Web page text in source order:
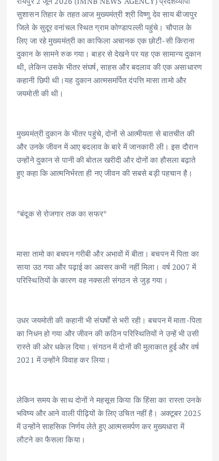
सुशासन तिहार के तहत आज मुख्यमंत्री श्री विष्णु देव साय बीजापुर
जिले के सुदूर वनांचल स्थित ग्राम कोण्डापल्ली पहुंचे। चौपाल के
लिए जा रहे मुख्यमंत्री का काफिला अचानक एक छोटी-सी किराना
दुकान के सामने रुक गया। बाहर से देखने पर यह एक सामान्य दुकान
थी, लेकिन उसके भीतर संघर्ष, साहस और बदलाव की एक असाधारण
कहानी छिपी थी।यह दुकान आत्मसमर्पित दंपत्ति मासा तामो और
जयमोती की थी।
मुख्यमंत्री दुकान के भीतर पहुंचे, दोनों से आत्मीयता से बातचीत की
और उनके जीवन में आए बदलाव के बारे में जानकारी ली। इस दौरान
उन्होंने दुकान से पानी की बोतल खरीदी और दोनों का हौसला बढ़ाते
हुए कहा कि आत्मनिर्भरता ही नए जीवन की सबसे बड़ी पहचान है।
*बंदूक से रोजगार तक का सफर*
मासा तामो का बचपन गरीबी और अभावों में बीता। बचपन में पिता का
साया उठ गया और पढ़ाई का अवसर कभी नहीं मिला। वर्ष 2007 में
परिस्थितियों के कारण वह नक्सली संगठन से जुड़ गया।
उधर जयमोती की कहानी भी संघर्षों से भरी रही। बचपन में माता-पिता
का निधन हो गया और जीवन की कठिन परिस्थितियों ने उन्हें भी उसी
रास्ते की ओर धकेल दिया। संगठन में दोनों की मुलाकात हुई और वर्ष
2021 में उन्होंने विवाह कर लिया।
लेकिन समय के साथ दोनों ने महसूस किया कि हिंसा का रास्ता उनके
भविष्य और आने वाली पीढ़ियों के लिए उचित नहीं है। अक्टूबर 2025
में उन्होंने साहसिक निर्णय लेते हुए आत्मसमर्पण कर मुख्यधारा में
लौटने का फैसला किया।